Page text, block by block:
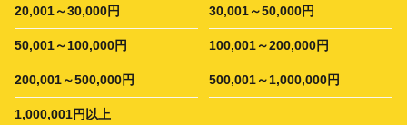
20,001～30,000円 30,001～50,000円
50,001～100,000円 100,001～200,000円
200,001～500,000円 500,001～1,000,000円
1,000,001円以上